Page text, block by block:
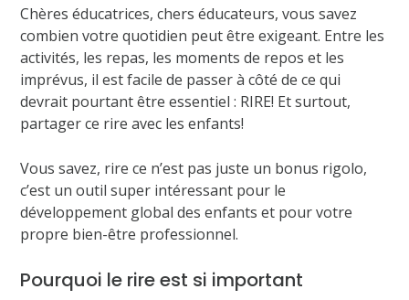
Chères éducatrices, chers éducateurs, vous savez
combien votre quotidien peut être exigeant. Entre les
activités, les repas, les moments de repos et les
imprévus, il est facile de passer à côté de ce qui
devrait pourtant être essentiel : RIRE! Et surtout,
partager ce rire avec les enfants!
Vous savez, rire ce n’est pas juste un bonus rigolo,
c’est un outil super intéressant pour le
développement global des enfants et pour votre
propre bien-être professionnel.
Pourquoi le rire est si important